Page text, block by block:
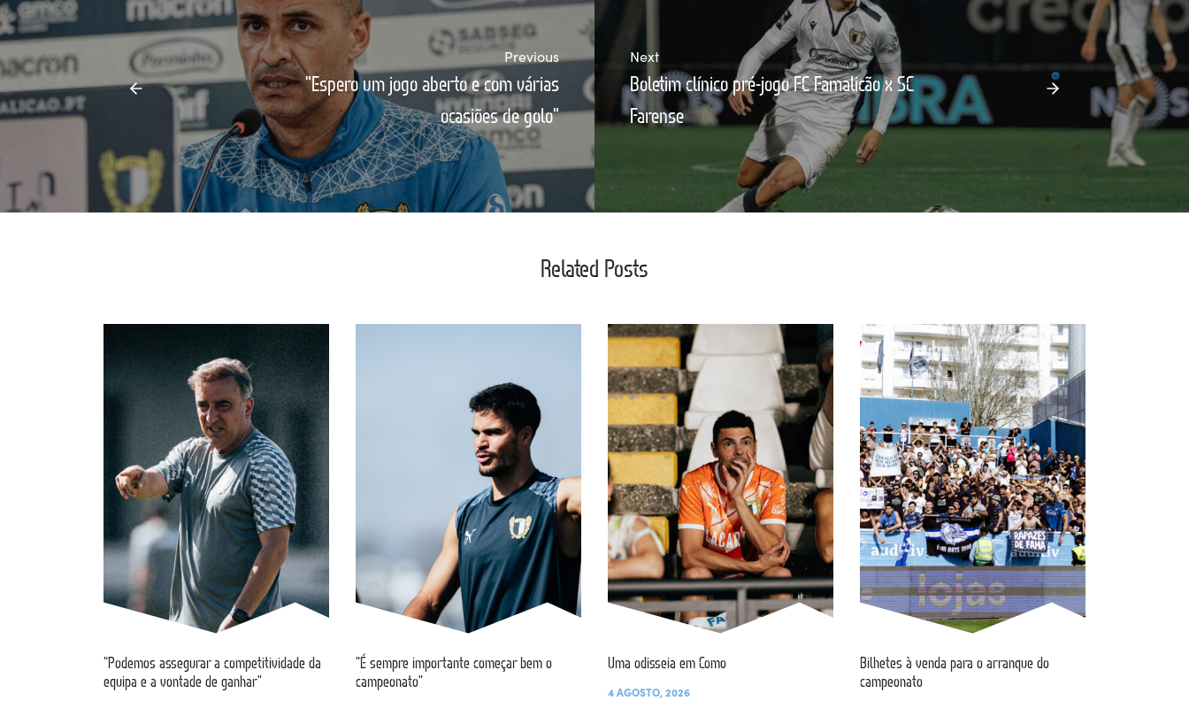
Previous
"Espero um jogo aberto e com várias
ocasiões de golo"
Next
Boletim clínico pré-jogo FC Famalicão x SC
Farense
Related Posts
“Podemos assegurar a competitividade da
equipa e a vontade de ganhar”
“É sempre importante começar bem o
campeonato”
Uma odisseia em Como
4 AGOSTO, 2026
Bilhetes à venda para o arranque do
campeonato